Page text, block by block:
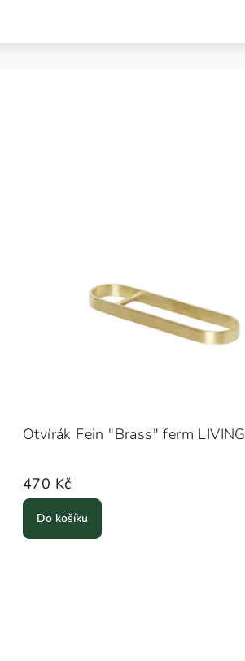
Otvírák Fein "Brass" ferm LIVING
470 Kč
Do košíku